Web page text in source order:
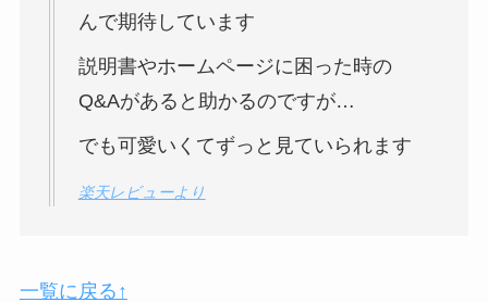
んで期待しています
説明書やホームページに困った時の
Q&Aがあると助かるのですが…
でも可愛いくてずっと見ていられます
楽天レビューより
一覧に戻る↑